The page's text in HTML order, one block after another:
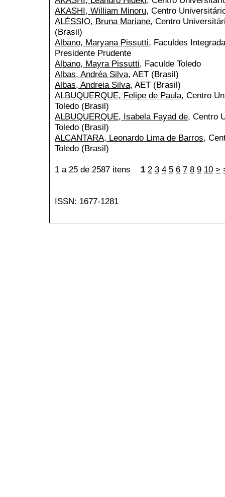
AKASHI, William Minoru, Centro
ALÉSSIO, Bruna Mariane, Centro
(Brasil)
Albano, Maryana Pissutti, Faculdes
Presidente Prudente
Albano, Mayra Pissutti, Faculde Toledo
Albas, Andréa Silva, AET (Brasil)
Albas, Andreia Silva, AET (Brasil)
ALBUQUERQUE, Felipe de Paula, Centro
Toledo (Brasil)
ALBUQUERQUE, Isabela Fayad de, Centro
Toledo (Brasil)
ALCANTARA, Leonardo Lima de Barros,
Toledo (Brasil)
1 a 25 de 2587 itens 1 2 3 4 5 6 7 8 9 10 >
ISSN: 1677-1281